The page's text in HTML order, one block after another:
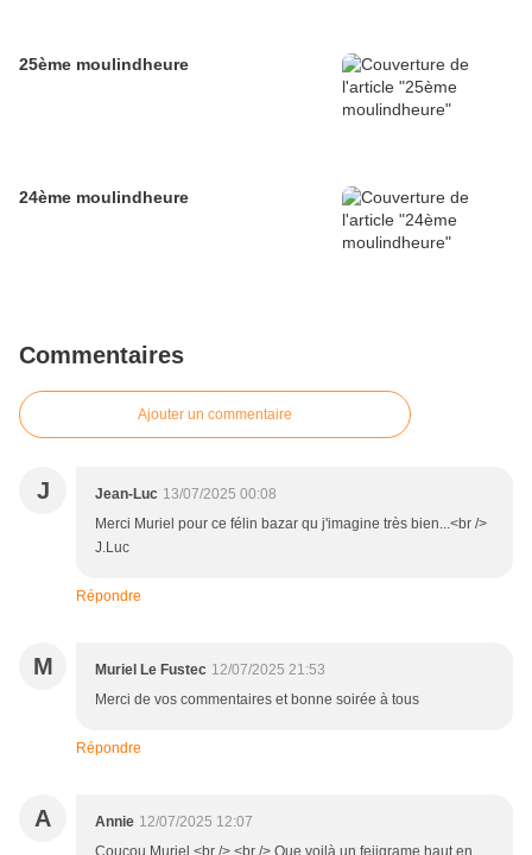
25ème moulindheure
24ème moulindheure
Commentaires
Ajouter un commentaire
J Jean-Luc 13/07/2025 00:08
Merci Muriel pour ce félin bazar qu j'imagine très bien...<br />
J.Luc
Répondre
M Muriel Le Fustec 12/07/2025 21:53
Merci de vos commentaires et bonne soirée à tous
Répondre
A Annie 12/07/2025 12:07
Coucou Muriel,<br /> <br /> Que voilà un feiigrame haut en